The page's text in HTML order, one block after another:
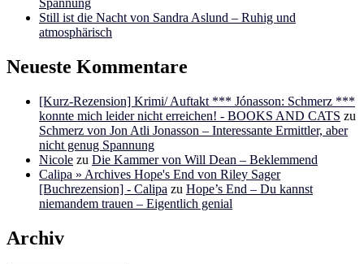
Spannung
Still ist die Nacht von Sandra Aslund – Ruhig und
atmosphärisch
Neueste Kommentare
[Kurz-Rezension] Krimi/ Auftakt *** Jónasson: Schmerz ***
konnte mich leider nicht erreichen! - BOOKS AND CATS zu
Schmerz von Jon Atli Jonasson – Interessante Ermittler, aber
nicht genug Spannung
Nicole zu Die Kammer von Will Dean – Beklemmend
Calipa » Archives Hope's End von Riley Sager
[Buchrezension] - Calipa zu Hope’s End – Du kannst
niemandem trauen – Eigentlich genial
Archiv